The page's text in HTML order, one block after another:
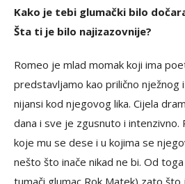
Kako je tebi glumački bilo
Šta ti je bilo najizazovnije?
Romeo je mlad momak koji ima
predstavljamo kao prilično nježnog
nijansi kod njegovog lika. Cijela
dana i sve je zgusnuto i
koje mu se dese i u kojima se
nešto što inače nikad ne bi. Od
tumači glumac Rok Matek) zato